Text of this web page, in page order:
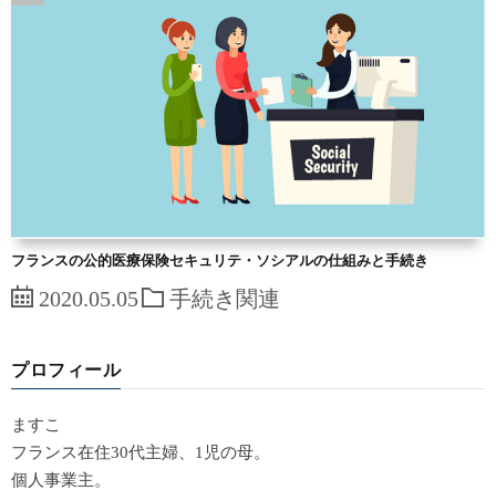
フランスの公的医療保険セキュリテ・ソシアルの仕組みと手続き
2020.05.05 手続き関連
プロフィール
ますこ
フランス在住30代主婦、1児の母。
個人事業主。